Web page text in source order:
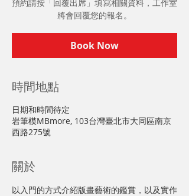
預約請按「回覆出席」填寫相關資料，工作室
將會回覆您的報名。
Book Now
時間地點
日期和時間待定
岩筆模MBmore, 103台灣臺北市大同區南京
西路275號
關於
以入門的方式介紹版畫藝術的鑑賞，以及實作